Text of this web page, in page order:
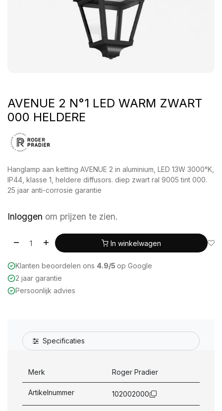
AVENUE 2 N°1 LED WARM ZWART
000 HELDERE
Hanglamp aan ketting AVENUE 2 in aluminium, LED 13W 3000°K,
IP44, klasse 1, heldere diffusors. diep zwart ral 9005 tint 000.
25 jaar anti-corrosie garantie
Inloggen om prijzen te zien.
In winkelwagen
Klanten beoordelen ons 4.9/5 op Google
2 jaar garantie
Persoonlijk advies
Specificaties
Merk Roger Pradier
Artikelnummer 102002000